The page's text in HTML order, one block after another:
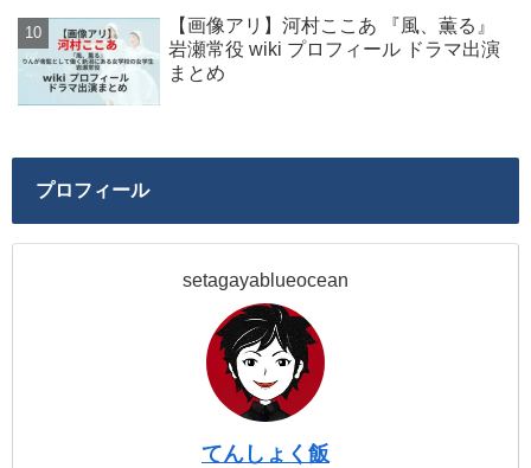
【画像アリ】河村ここあ 『風、薫る』
岩瀬常役 wiki プロフィール ドラマ出演
まとめ
プロフィール
setagayablueocean
てんしょく飯